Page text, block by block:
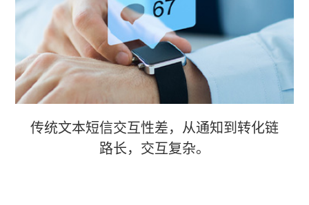
传统文本短信交互性差，从通知到转化链
路长，交互复杂。